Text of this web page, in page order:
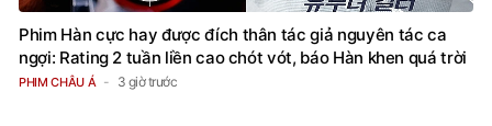
Phim Hàn cực hay được đích thân tác giả nguyên tác ca
ngợi: Rating 2 tuần liền cao chót vót, báo Hàn khen quá trời
PHIM CHÂU Á 3 giờ trước